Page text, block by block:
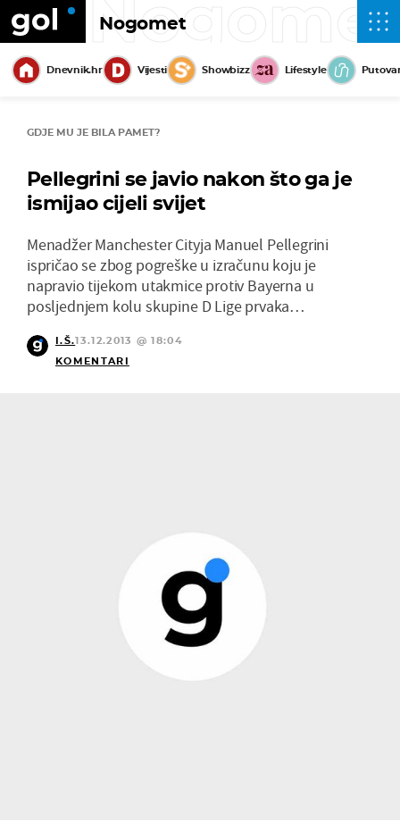
Nogomet
Dnevnik.hr Vijesti Showbizz Lifestyle
GDJE MU JE BILA PAMET?
Pellegrini se javio nakon što ga je
ismijao cijeli svijet
Menadžer Manchester Cityja Manuel Pellegrini
ispričao se zbog pogreške u izračunu koju je
napravio tijekom utakmice protiv Bayerna u
posljednjem kolu skupine D Lige prvaka…
I.Š.13.12.2013 @ 18:04
KOMENTARI